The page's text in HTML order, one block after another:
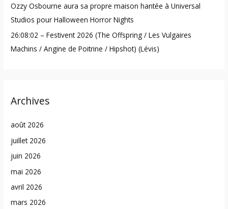
Ozzy Osbourne aura sa propre maison hantée à Universal
Studios pour Halloween Horror Nights
26:08:02 – Festivent 2026 (The Offspring / Les Vulgaires
Machins / Angine de Poitrine / Hipshot) (Lévis)
Archives
août 2026
juillet 2026
juin 2026
mai 2026
avril 2026
mars 2026